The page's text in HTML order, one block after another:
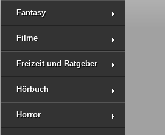
Fantasy
Filme
Freizeit und Ratgeber
Hörbuch
Horror